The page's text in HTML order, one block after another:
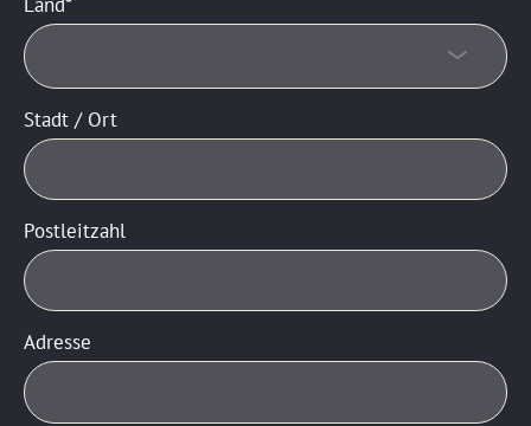
Stadt / Ort
Postleitzahl
Adresse